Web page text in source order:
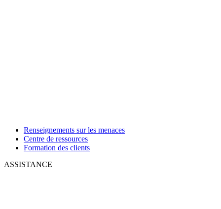
Renseignements sur les menaces
Centre de ressources
Formation des clients
ASSISTANCE